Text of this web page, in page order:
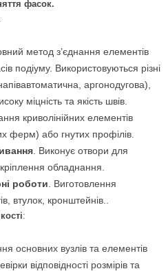
фасок.
метод з’єднання елементів
подіуму. Використовуються різні
аргонодугова),
міцність та якість швів.
криволінійних елементів
ферм) або гнутих профілів.
. Виконує отвори для
обладнання.
роботи . Виготовлення
втулок, кронштейнів..
:
основних вузлів та елементів
відповідності розмірів та